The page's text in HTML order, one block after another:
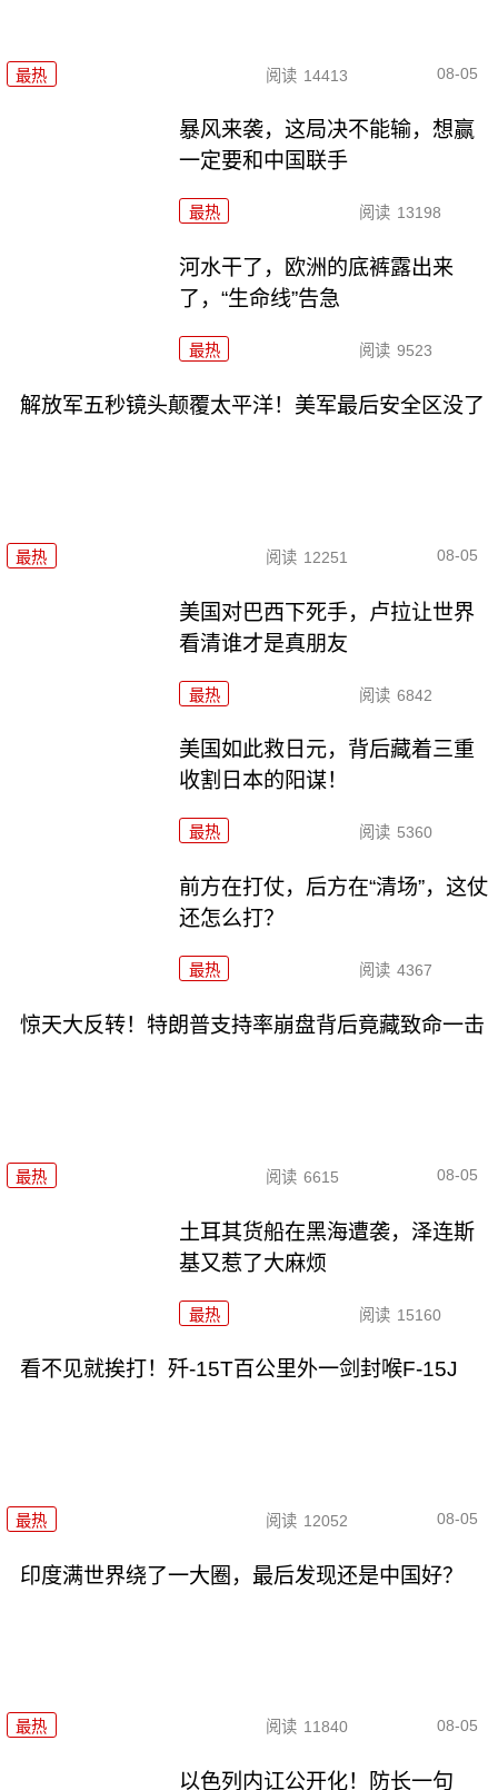
最热 阅读 14413 08-05
暴风来袭，这局决不能输，想赢
一定要和中国联手
最热 阅读 13198
河水干了，欧洲的底裤露出来
了，“生命线”告急
最热 阅读 9523
解放军五秒镜头颠覆太平洋！美军最后安全区没了
最热 阅读 12251 08-05
美国对巴西下死手，卢拉让世界
看清谁才是真朋友
最热 阅读 6842
美国如此救日元，背后藏着三重
收割日本的阳谋！
最热 阅读 5360
前方在打仗，后方在“清场”，这仗
还怎么打？
最热 阅读 4367
惊天大反转！特朗普支持率崩盘背后竟藏致命一击
最热 阅读 6615 08-05
土耳其货船在黑海遭袭，泽连斯
基又惹了大麻烦
最热 阅读 15160
看不见就挨打！歼-15T百公里外一剑封喉F-15J
最热 阅读 12052 08-05
印度满世界绕了一大圈，最后发现还是中国好？
最热 阅读 11840 08-05
以色列内讧公开化！防长一句